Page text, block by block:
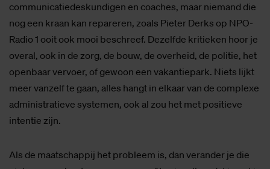
communicatiedeskundigen en coaches, maar niemand die
nog een kraan kan repareren, zoals Pieter Derks op NPO-
Radio 1 ooit ook mooi beschreef. Dezelfde kritieken hoor je
overal, ook in de zorg, de bouw, de overheid, de politie, het
openbaar vervoer, of gewoon een vakantiepark. Niets lijkt
meer vanzelf te gaan, alles hangt in elkaar van de complexe
administratieve systemen, ook al zou het met positieve
intentie zijn.
Als de maatschappij het probleem is, dan verander je die